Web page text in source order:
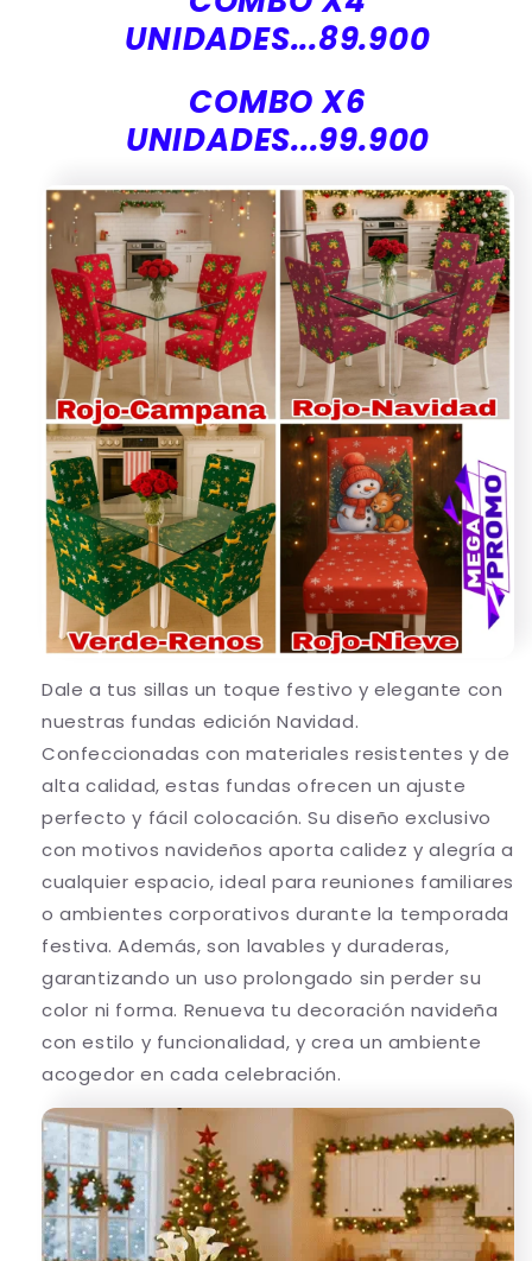
UNIDADES...89.900
COMBO X6
UNIDADES...99.900
Dale a tus sillas un toque festivo y elegante con
nuestras fundas edición Navidad.
Confeccionadas con materiales resistentes y de
alta calidad, estas fundas ofrecen un ajuste
perfecto y fácil colocación. Su diseño exclusivo
con motivos navideños aporta calidez y alegría a
cualquier espacio, ideal para reuniones familiares
o ambientes corporativos durante la temporada
festiva. Además, son lavables y duraderas,
garantizando un uso prolongado sin perder su
color ni forma. Renueva tu decoración navideña
con estilo y funcionalidad, y crea un ambiente
acogedor en cada celebración.